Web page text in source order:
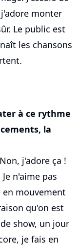
monter
Le public est
les chansons
à ce rythme
la
Non, j'adore ça !
n'aime pas
mouvement
qu'on est
show, un jour
je fais en